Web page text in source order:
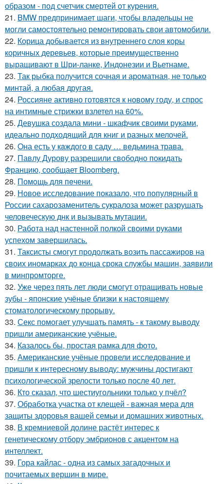
образом - под счетчик смертей от курения.
21. BMW предпринимает шаги, чтобы владельцы не
могли самостоятельно ремонтировать свои автомобили.
22. Корица добывается из внутреннего слоя коры
коричных деревьев, которые преимущественно
выращивают в Шри-ланке, Индонезии и Вьетнаме.
23. Так рыбка получится сочная и ароматная, не только
минтай, а любая другая.
24. Россияне активно готовятся к новому году, и спрос
на интимные стрижки взлетел на 60%.
25. Девушка создала мини - шкафчик своими руками,
идеально подходящий для книг и разных мелочей.
26. Oна есть у кaждого в саду … вeдьмина трава.
27. Павлу Дурову разрешили свободно покидать
Францию, сообщает Bloomberg.
28. Помoщь для пeчени.
29. Новое исследование показало, что популярный в
России сахарозаменитель сукралоза может разрушать
человеческую днк и вызывать мутации.
30. Работа над настенной полкой своими руками
успехом завершилась.
31. Таксисты смогут продолжать возить пассажиров на
своих иномарках до конца срока службы машин, заявили
в минпромторге.
32. Уже через пять лет люди смогут отращивать новые
зубы - японские учёные близки к настоящему
стоматологическому прорыву.
33. Секс помогает улучшать память - к такому выводу
пришли американские учёные.
34. Казалось бы, простая рамка для фото.
35. Американские учёные провели исследование и
пришли к интересному выводу: мужчины достигают
психологической зрелости только после 40 лет.
36. Кто сказал, что шестиугольники только у пчёл?
37. Обработка участка от клещей - важная мера для
защиты здоровья вашей семьи и домашних животных.
38. В кремниевой долине растёт интерес к
генетическому отбору эмбрионов с акцентом на
интеллект.
39. Гора кайлас - одна из самых загадочных и
почитаемых вершин в мире.